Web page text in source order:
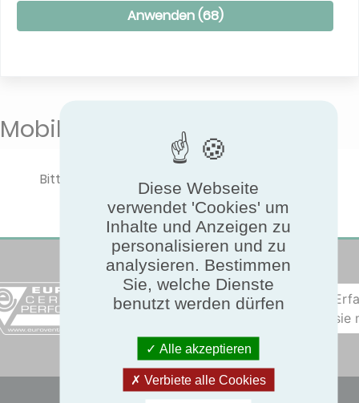
Anwenden (68)
Mobile heater
Bitte wählen Sie einen Produkttyp aus, um die
zertifizierte Leistung anzuzeigen.
sie
Diese Webseite
verwendet 'Cookies' um
Inhalte und Anzeigen zu
personalisieren und zu
analysieren. Bestimmen
Sie, welche Dienste
benutzt werden dürfen
Alle akzeptieren
Verbiete alle Cookies